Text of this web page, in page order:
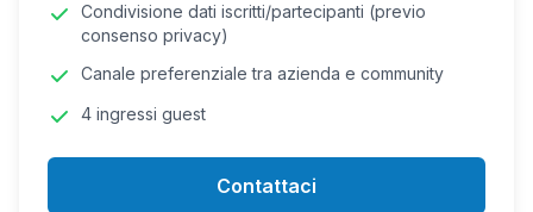
Condivisione dati iscritti/partecipanti (previo
consenso privacy)
Canale preferenziale tra azienda e community
4 ingressi guest
Contattaci